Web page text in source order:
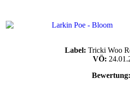
Label: Tricki Woo
VÖ:
Bewertung: